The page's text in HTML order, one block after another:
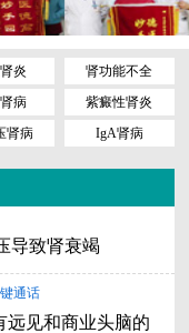
炎
肾功能不全
病
紫癜性肾炎
肾病 IgA肾病
导致肾衰竭
通话
见和商业头脑的